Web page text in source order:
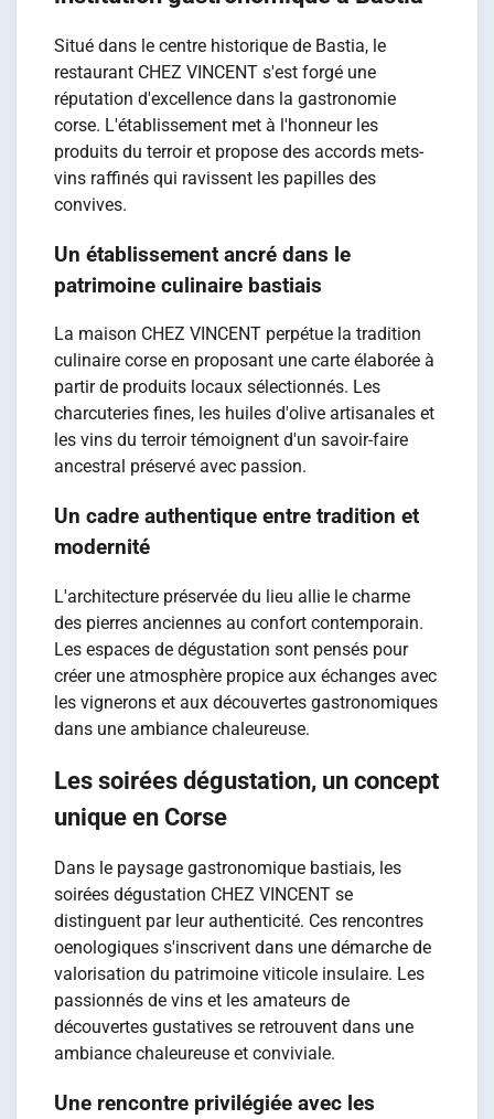
Situé dans le centre historique de Bastia, le
restaurant CHEZ VINCENT s'est forgé une
réputation d'excellence dans la gastronomie
corse. L'établissement met à l'honneur les
produits du terroir et propose des accords mets-
vins raffinés qui ravissent les papilles des
convives.
Un établissement ancré dans le
patrimoine culinaire bastiais
La maison CHEZ VINCENT perpétue la tradition
culinaire corse en proposant une carte élaborée à
partir de produits locaux sélectionnés. Les
charcuteries fines, les huiles d'olive artisanales et
les vins du terroir témoignent d'un savoir-faire
ancestral préservé avec passion.
Un cadre authentique entre tradition et
modernité
L'architecture préservée du lieu allie le charme
des pierres anciennes au confort contemporain.
Les espaces de dégustation sont pensés pour
créer une atmosphère propice aux échanges avec
les vignerons et aux découvertes gastronomiques
dans une ambiance chaleureuse.
Les soirées dégustation, un concept
unique en Corse
Dans le paysage gastronomique bastiais, les
soirées dégustation CHEZ VINCENT se
distinguent par leur authenticité. Ces rencontres
oenologiques s'inscrivent dans une démarche de
valorisation du patrimoine viticole insulaire. Les
passionnés de vins et les amateurs de
découvertes gustatives se retrouvent dans une
ambiance chaleureuse et conviviale.
Une rencontre privilégiée avec les